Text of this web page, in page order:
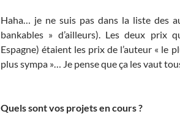
Haha… je ne suis pas dans la liste des
bankables » d’ailleurs). Les deux prix
Espagne) étaient les prix de l’auteur « le
plus sympa »… Je pense que ça les vaut
Quels sont vos projets en cours ?